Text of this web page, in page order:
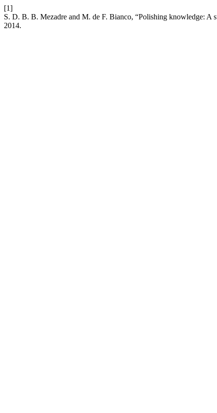
[1]
S. D. B. B. Mezadre and M. de F. Bianco, “Polishing knowledge: A
2014.